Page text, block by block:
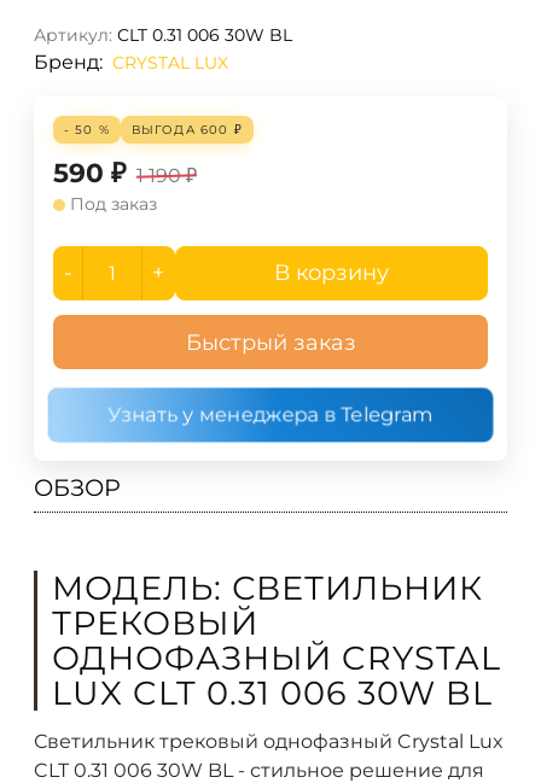
Артикул: CLT 0.31 006 30W BL
Бренд: CRYSTAL LUX
- 50 % ВЫГОДА 600 ₽
590 ₽ 1 190 ₽
Под заказ
- + В корзину
Быстрый заказ
Узнать у менеджера в Telegram
ОБЗОР
МОДЕЛЬ: СВЕТИЛЬНИК
ТРЕКОВЫЙ
ОДНОФАЗНЫЙ CRYSTAL
LUX CLT 0.31 006 30W BL
Светильник трековый однофазный Crystal Lux
CLT 0.31 006 30W BL - стильное решение для